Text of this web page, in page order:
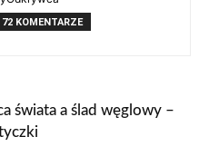
72 KOMENTARZE
świata a ślad węglowy –